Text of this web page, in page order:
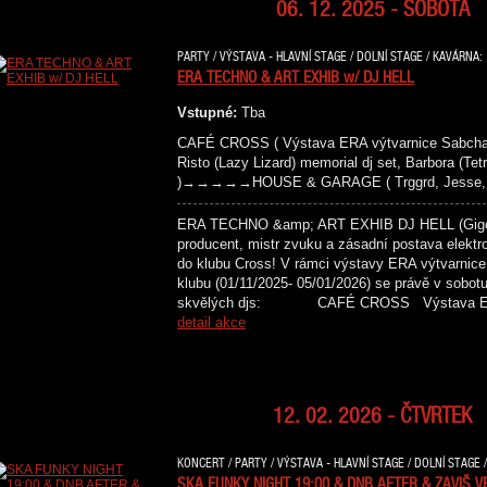
06. 12. 2025 - SOBOTA
PARTY / VÝSTAVA - HLAVNÍ STAGE / DOLNÍ STAGE / KAVÁRNA:
ERA TECHNO & ART EXHIB w/ DJ HELL
Vstupné: Tba
CAFÉ CROSS ( Výstava ERA výtvarnice
Risto (Lazy Lizard) memorial dj set, Barbora
)→→→→→HOUSE & GARAGE ( Trggrd, Jesse,
ERA TECHNO &amp; ART EXHIB DJ HELL
producent, mistr zvuku a zásadní postava
do klubu Cross! V rámci výstavy ERA
klubu (01/11/2025- 05/01/2026) se právě v
skvělých djs: CAFÉ CROSS
detail akce
12. 02. 2026 - ČTVRTEK
KONCERT / PARTY / VÝSTAVA - HLAVNÍ STAGE / DOLNÍ STAGE
SKA FUNKY NIGHT 19:00 & DNB AFTER & ZAVIŠ